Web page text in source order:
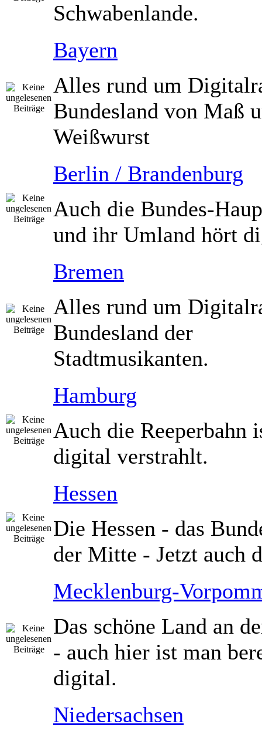
Schwabenlande.
Bayern
Alles rund um
Bundesland von Maß
Weißwurst
Berlin / Brandenburg
Auch die Bundes-
und ihr Umland hört
Bremen
Alles rund um
Bundesland der
Stadtmusikanten.
Hamburg
Auch die Reeperbahn
digital verstrahlt.
Hessen
Die Hessen - das
der Mitte - Jetzt auch
Mecklenburg-
Das schöne Land an
- auch hier ist man
digital.
Niedersachsen